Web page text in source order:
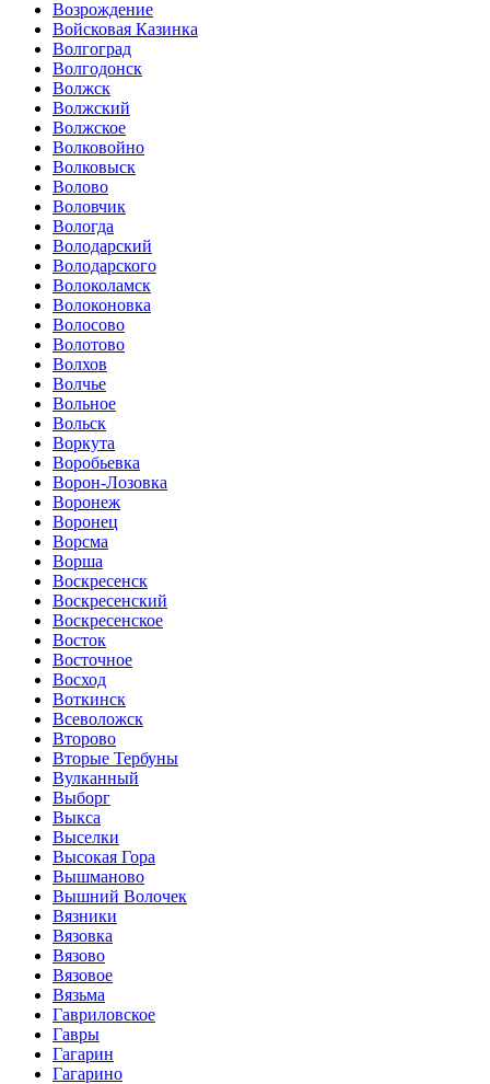
Возрождение
Войсковая Казинка
Волгоград
Волгодонск
Волжск
Волжский
Волжское
Волковойно
Волковыск
Волово
Воловчик
Вологда
Володарский
Володарского
Волоколамск
Волоконовка
Волосово
Волотово
Волхов
Волчье
Вольное
Вольск
Воркута
Воробьевка
Ворон-Лозовка
Воронеж
Воронец
Ворсма
Ворша
Воскресенск
Воскресенский
Воскресенское
Восток
Восточное
Восход
Воткинск
Всеволожск
Второво
Вторые Тербуны
Вулканный
Выборг
Выкса
Выселки
Высокая Гора
Вышманово
Вышний Волочек
Вязники
Вязовка
Вязово
Вязовое
Вязьма
Гавриловское
Гавры
Гагарин
Гагарино